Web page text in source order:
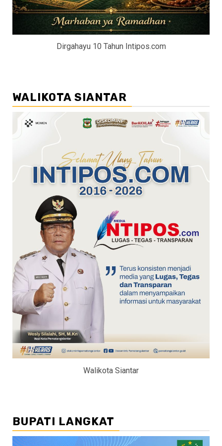
Dirgahayu 10 Tahun Intipos.com
WALIKOTA SIANTAR
Walikota Siantar
BUPATI LANGKAT